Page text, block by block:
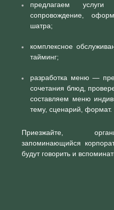
предлагаем услуги
сопровождение,
шатра;
комплексное
тайминг;
разработка меню —
сочетания блюд,
составляем меню
тему, сценарий, формат.
Приезжайте,
запоминающийся
будут говорить и